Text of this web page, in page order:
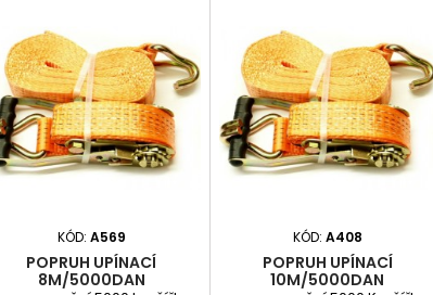
KÓD: A569
POPRUH UPÍNACÍ
8M/5000DAN
KÓD: A408
POPRUH UPÍNACÍ
10M/5000DAN